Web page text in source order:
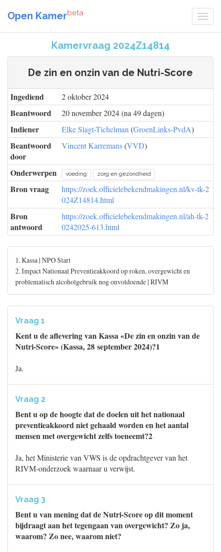
Open Kamerbeta
Kamervraag 2024Z14814
De zin en onzin van de Nutri-Score
Ingediend 2 oktober 2024
Beantwoord 20 november 2024 (na 49 dagen)
Indiener Elke Slagt-Tichelman (GroenLinks-PvdA)
Beantwoord
door
Vincent Karremans(VVD)
Onderwerpen voeding zorg en gezondheid
Bron vraag
https://zoek.officielebekendmakingen.nl/kv-tk-2
024Z14814.html
Bron
antwoord
https://zoek.officielebekendmakingen.nl/ah-tk-2
0242025-613.html
1. Kassa | NPO Start
2. Impact Nationaal Preventieakkoord op roken, overgewicht en
problematisch alcoholgebruik nog onvoldoende | RIVM
Vraag 1
Kent u de aflevering van Kassa «De zin en onzin van de
Nutri-Score» (Kassa, 28 september 2024)?1
Ja.
Vraag 2
Bent u op de hoogte dat de doelen uit het nationaal
preventieakkoord niet gehaald worden en het aantal
mensen met overgewicht zelfs toeneemt?2
Ja, het Ministerie van VWS is de opdrachtgever van het
RIVM-onderzoek waarnaar u verwijst.
Vraag 3
Bent u van mening dat de Nutri-Score op dit moment
bijdraagt aan het tegengaan van overgewicht? Zo ja,
waarom? Zo nee, waarom niet?